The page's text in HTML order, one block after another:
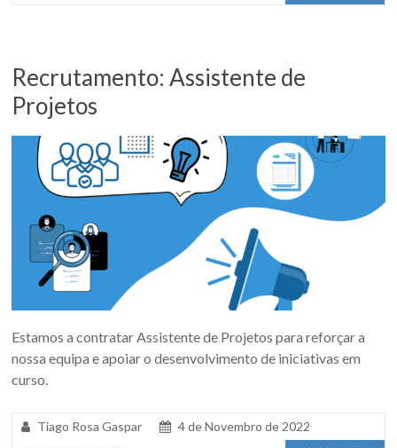
Recrutamento: Assistente de
Projetos
Estamos a contratar Assistente de Projetos para reforçar a
nossa equipa e apoiar o desenvolvimento de iniciativas em
curso.
Tiago Rosa Gaspar
4 de Novembro de 2022